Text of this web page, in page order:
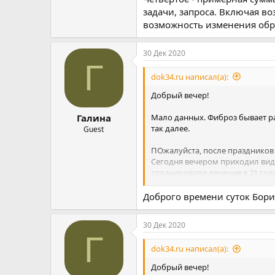
задачи, запроса. Включая
возможность изменения
Г
Галина
Guest
30 Дек 2020
dok34.ru написал(а):
Добрый вечер!
Мало данных. Фиброз бывает
так далее.
ПОжалуйста, после
Сегодня вечером приходил
спланировали лечение в 21
ОБщаться - удобнее тут, в
требуется. Пока можно дать
Первое - подробное описание
прямо сейчас!), всех жалоб,
может изменить и изменяет
описания), лечение - в том
Доброго времени суток
Г
30 Дек 2020
dok34.ru написал(а):
Добрый вечер!